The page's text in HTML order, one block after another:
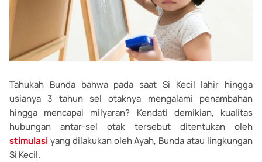
Tahukah Bunda bahwa pada saat Si Kecil lahir hingga
usianya 3 tahun sel otaknya mengalami penambahan
hingga mencapai milyaran? Kendati demikian, kualitas
hubungan antar-sel otak tersebut ditentukan oleh
stimulasi yang dilakukan oleh Ayah, Bunda atau lingkungan
Si Kecil.